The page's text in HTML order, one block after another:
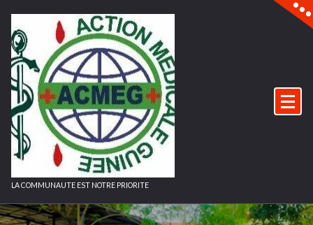
contenu
LA COMMUNAUTE EST NOTRE PRIORITE